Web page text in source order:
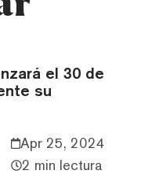
el 30 de
su
Apr 25, 2024
2 min lectura